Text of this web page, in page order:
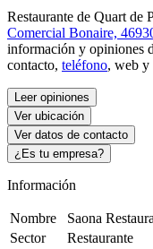
Restaurante de Quart de
Comercial Bonaire,
información y opiniones
contacto, teléfono, web y
Leer opiniones
Ver ubicación
Ver datos de contacto
¿Es tu empresa?
Información
Nombre
Saona
Sector
Restaurante